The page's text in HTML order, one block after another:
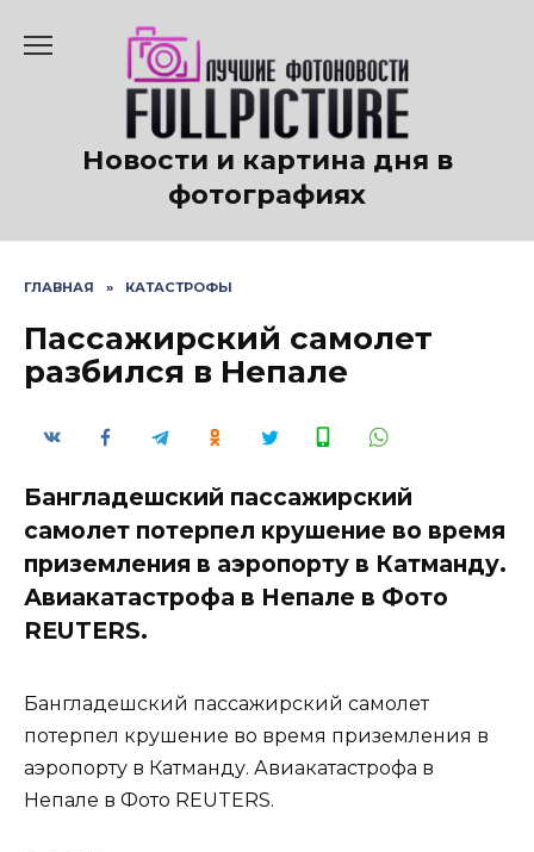
содержанию
Новости и картина дня в
фотографиях
ГЛАВНАЯ » КАТАСТРОФЫ
Пассажирский самолет
разбился в Непале
Бангладешский пассажирский
самолет потерпел крушение во время
приземления в аэропорту в Катманду.
Авиакатастрофа в Непале в Фото
REUTERS.
Бангладешский пассажирский самолет
потерпел крушение во время приземления в
аэропорту в Катманду. Авиакатастрофа в
Непале в Фото REUTERS.